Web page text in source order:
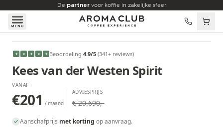
Skip to main content
De partnervoor koffie in zakelijke sfeer
MENU
VANAF
€201
★ ★ ★ ★ ★ Beoordeling 4.9/5 (341+ reviews)
Kees van der Westen Spirit
VANAF
€201 / maand
ADVIESPRIJS
€ 20.690,-
Aanschafprijs met korting op aanvraag.